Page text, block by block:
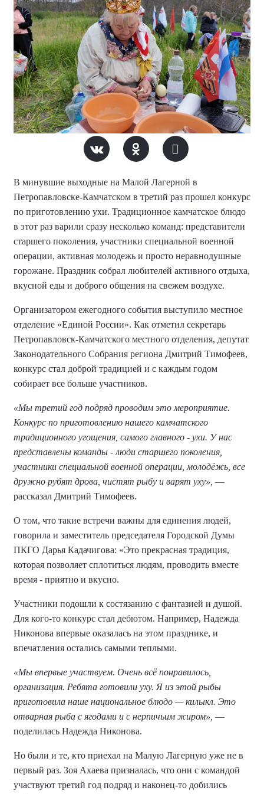
В минувшие выходные на Малой Лагерной в
Петропавловске-Камчатском в третий раз прошел конкурс
по приготовлению ухи. Традиционное камчатское блюдо
в этот раз варили сразу несколько команд: представители
старшего поколения, участники специальной военной
операции, активная молодежь и просто неравнодушные
горожане. Праздник собрал любителей активного отдыха,
вкусной еды и доброго общения на свежем воздухе.
Организатором ежегодного события выступило местное
отделение «Единой России». Как отметил секретарь
Петропавловск-Камчатского местного отделения, депутат
Законодательного Собрания региона Дмитрий Тимофеев,
конкурс стал доброй традицией и с каждым годом
собирает все больше участников.
«Мы третий год подряд проводим это мероприятие.
Конкурс по приготовлению нашего камчатского
традиционного угощения, самого главного - ухи. У нас
представлены команды - люди старшего поколения,
участники специальной военной операции, молодёжь, все
дружно рубят дрова, чистят рыбу и варят уху», —
рассказал Дмитрий Тимофеев.
О том, что такие встречи важны для единения людей,
говорила и заместитель председателя Городской Думы
ПКГО Дарья Кадачигова: «Это прекрасная традиция,
которая позволяет сплотиться людям, проводить вместе
время - приятно и вкусно.
Участники подошли к состязанию с фантазией и душой.
Для кого-то конкурс стал дебютом. Например, Надежда
Никонова впервые оказалась на этом празднике, и
впечатления остались самыми теплыми.
«Мы впервые участвуем. Очень всё понравилось,
организация. Ребята готовили уху. Я из этой рыбы
приготовила наше национальное блюдо — килыкл. Это
отварная рыба с ягодами и с нерпичьим жиром», —
поделилась Надежда Никонова.
Но были и те, кто приехал на Малую Лагерную уже не в
первый раз. Зоя Ахаева призналась, что они с командой
участвуют третий год подряд и наконец-то добились